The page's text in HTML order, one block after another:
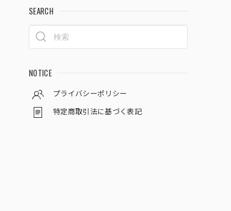
SEARCH
NOTICE
プライバシーポリシー
特定商取引法に基づく表記